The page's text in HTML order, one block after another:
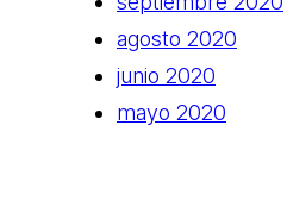
agosto 2020
junio 2020
mayo 2020